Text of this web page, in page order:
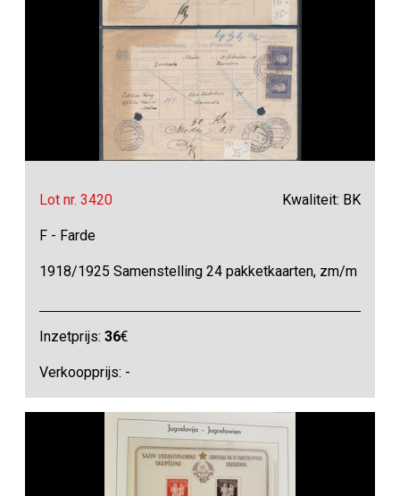
Lot nr. 3420 Kwaliteit: BK
F - Farde
1918/1925 Samenstelling 24 pakketkaarten, zm/m
Inzetprijs:36€
Verkoopprijs: -